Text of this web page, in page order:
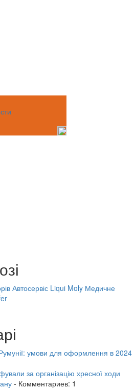
Автосервіс Liqui Moly Медичне
умови для оформлення в 2024
за організацію хресної ходи
- Комментариев: 1